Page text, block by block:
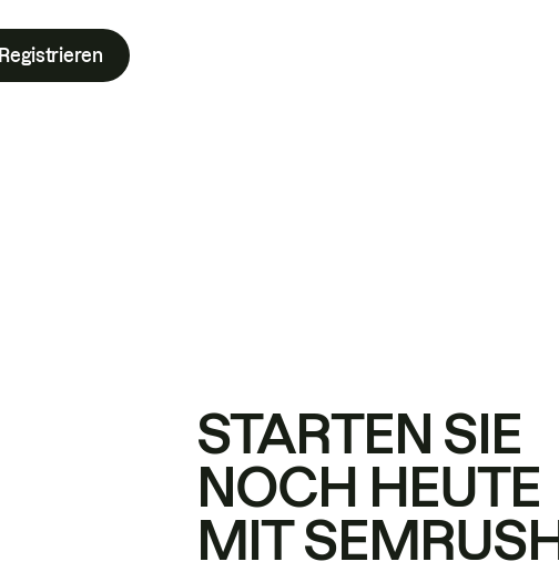
Registrieren
STARTEN SIE
NOCH HEUTE
MIT